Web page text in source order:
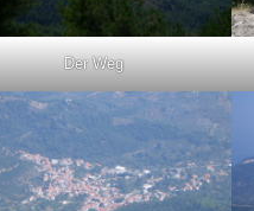
Der Weg